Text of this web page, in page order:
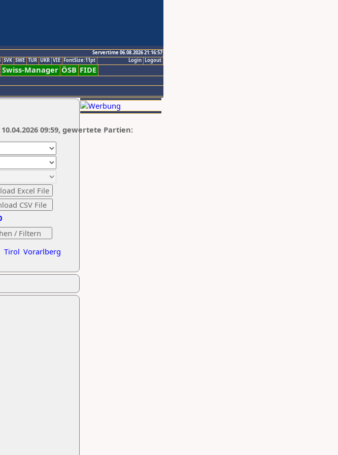
Servertime 06.08.2026 21:16:57
Logout
Login
SVK SWE TUR UKR VIE FontSize:11pt
Swiss-Manager ÖSB FIDE
Tirol Vorarlberg
09:59, gewertete Partien: